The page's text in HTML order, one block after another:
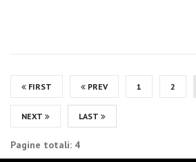
FIRST PREV 1 2
NEXT LAST
Pagine totali: 4